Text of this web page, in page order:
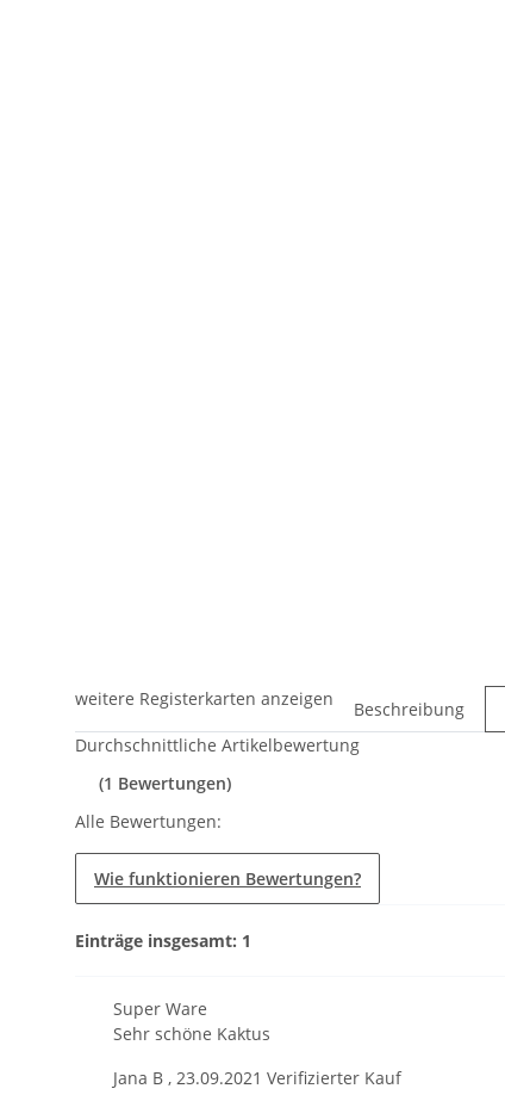
weitere Registerkarten anzeigen Beschreibung
Durchschnittliche Artikelbewertung
(1 Bewertungen)
Alle Bewertungen:
Wie funktionieren Bewertungen?
Einträge insgesamt: 1
Super Ware
Sehr schöne Kaktus
Jana B , 23.09.2021 Verifizierter Kauf